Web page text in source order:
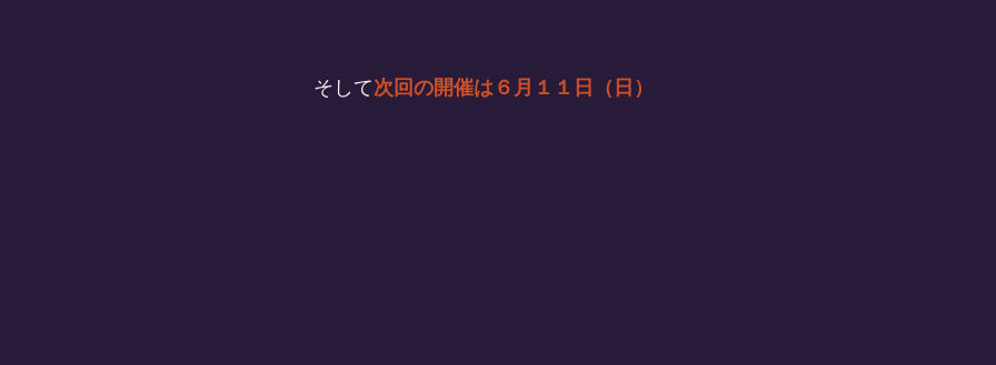
そして次回の開催は６月１１日（日）